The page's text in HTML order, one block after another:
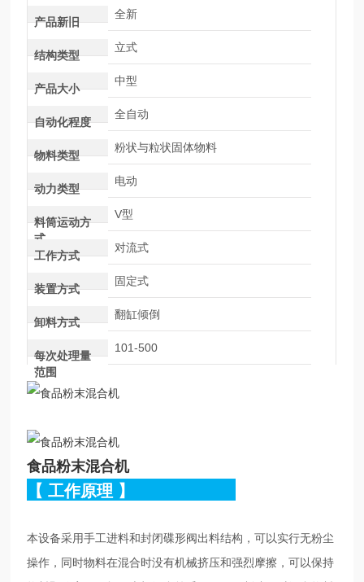
产品新旧
全新
结构类型
立式
产品大小
中型
自动化程度
全自动
物料类型
粉状与粒状固体物料
动力类型
电动
料筒运动方
式
V型
工作方式
对流式
装置方式
固定式
卸料方式
翻缸倾倒
每次处理量
范围
101-500
食品粉末混合机
【 工作原理 】
本设备采用手工进料和封闭碟形阀出料结构，可以实行无粉尘
操作，同时物料在混合时没有机械挤压和强烈摩擦，可以保持